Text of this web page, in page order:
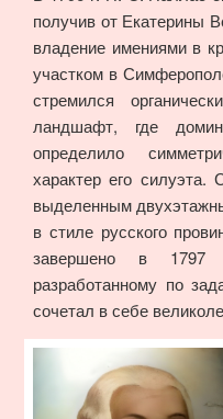
получив от Екатерины
владение имениями в
участком в
стремился
ландшафт, где
определило
характер его силуэта.
выделенным
в стиле русского
завершено в 1797
разработанному по
сочетал в себе